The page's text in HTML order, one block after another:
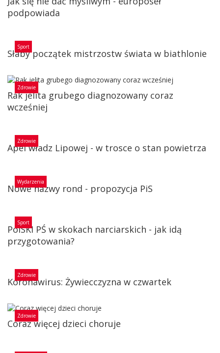
podpowiada
Sport
Słaby początek mistrzostw świata w biathlonie
Zdrowie
Rak jelita grubego diagnozowany coraz
wcześniej
Zdrowie
Apel władz Lipowej - w trosce o stan powietrza
Wydarzenia
Nowe nazwy rond - propozycja PiS
Sport
PolSKI PŚ w skokach narciarskich - jak idą
przygotowania?
Zdrowie
Koronawirus: Żywiecczyzna w czwartek
Zdrowie
Coraz więcej dzieci choruje